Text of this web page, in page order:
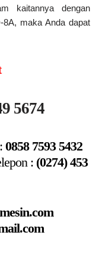
kaitannya dengan
8A, maka Anda dapat
5674
0858 7593 5432
: (0274) 453